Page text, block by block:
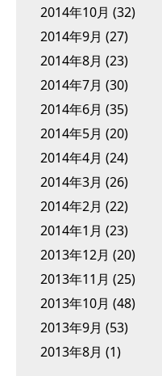
2014年10月 (32)
2014年9月 (27)
2014年8月 (23)
2014年7月 (30)
2014年6月 (35)
2014年5月 (20)
2014年4月 (24)
2014年3月 (26)
2014年2月 (22)
2014年1月 (23)
2013年12月 (20)
2013年11月 (25)
2013年10月 (48)
2013年9月 (53)
2013年8月 (1)